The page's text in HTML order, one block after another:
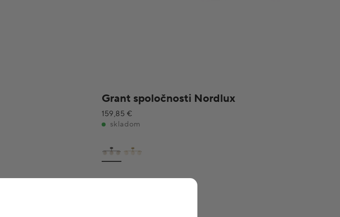
Grant spoločnosti Nordlux
159,85 €
skladom